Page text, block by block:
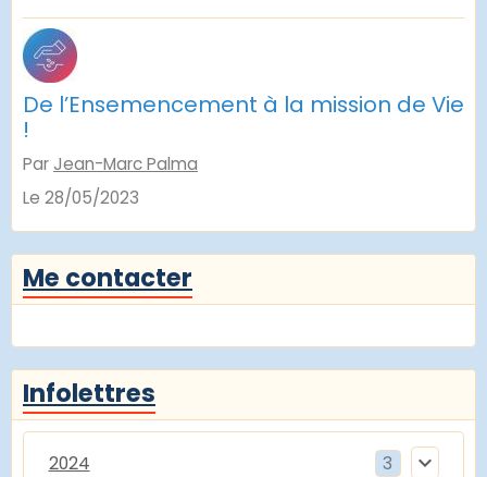
De l’Ensemencement à la mission de Vie
!
ParJean-Marc Palma
Le 28/05/2023
Me contacter
Infolettres
2024 3